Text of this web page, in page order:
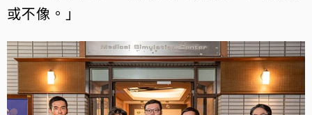
或不像。」